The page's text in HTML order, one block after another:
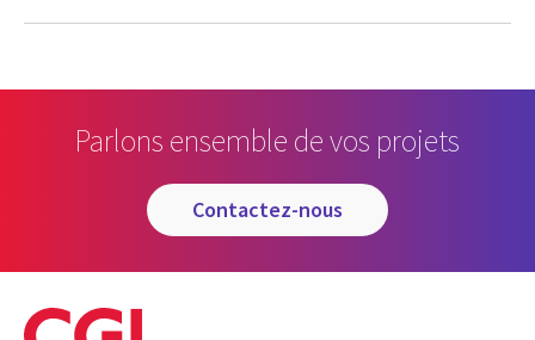
Parlons ensemble de vos projets
contactez-nous